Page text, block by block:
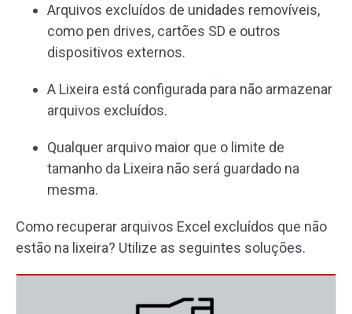
Arquivos excluídos de unidades removíveis,
como pen drives, cartões SD e outros
dispositivos externos.
A Lixeira está configurada para não armazenar
arquivos excluídos.
Qualquer arquivo maior que o limite de
tamanho da Lixeira não será guardado na
mesma.
Como recuperar arquivos Excel excluídos que não
estão na lixeira? Utilize as seguintes soluções.